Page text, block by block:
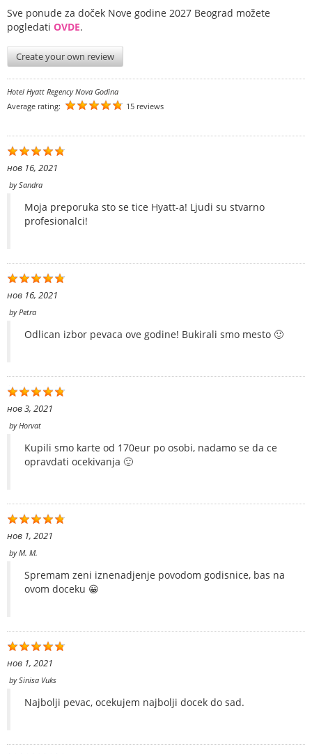
Sve ponude za doček Nove godine 2027 Beograd možete
pogledati OVDE.
Create your own review
Hotel Hyatt Regency Nova Godina
Average rating:
15 reviews
нов 16, 2021
bySandra
Moja preporuka sto se tice Hyatt-a! Ljudi su stvarno
profesionalci!
нов 16, 2021
byPetra
Odlican izbor pevaca ove godine! Bukirali smo mesto 🙂
нов 3, 2021
byHorvat
Kupili smo karte od 170eur po osobi, nadamo se da ce
opravdati ocekivanja 🙂
нов 1, 2021
byM. M.
Spremam zeni iznenadjenje povodom godisnice, bas na
ovom doceku 😀
нов 1, 2021
bySinisa Vuks
Najbolji pevac, ocekujem najbolji docek do sad.